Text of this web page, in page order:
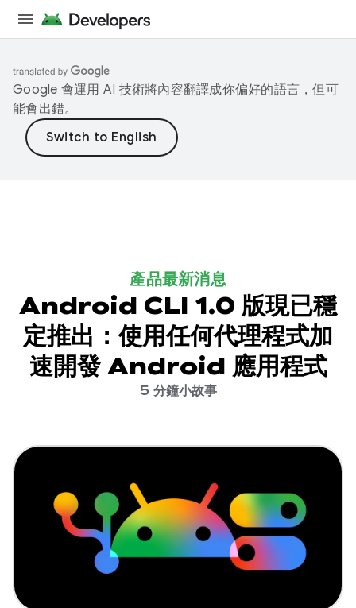
Google 會運用 AI 技術將內容翻譯成你偏好的語言，但可
能會出錯。
產品最新消息
Android CLI 1.0 版現已穩
定推出：使用任何代理程式加
速開發 Android 應用程式
5 分鐘小故事